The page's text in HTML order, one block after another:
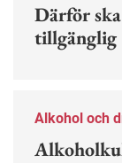
Därför
tillgänglig
Alkohol och